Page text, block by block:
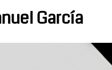
García